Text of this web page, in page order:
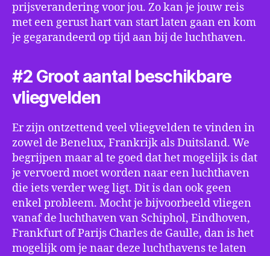
prijsverandering voor jou. Zo kan je jouw reis
met een gerust hart van start laten gaan en kom
je gegarandeerd op tijd aan bij de luchthaven.
#2 Groot aantal beschikbare
vliegvelden
Er zijn ontzettend veel vliegvelden te vinden in
zowel de Benelux, Frankrijk als Duitsland. We
begrijpen maar al te goed dat het mogelijk is dat
je vervoerd moet worden naar een luchthaven
die iets verder weg ligt. Dit is dan ook geen
enkel probleem. Mocht je bijvoorbeeld vliegen
vanaf de luchthaven van Schiphol, Eindhoven,
Frankfurt of Parijs Charles de Gaulle, dan is het
mogelijk om je naar deze luchthavens te laten